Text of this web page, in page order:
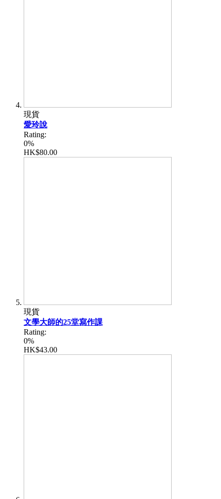
現貨
愛玲說
Rating:
0%
HK$80.00
現貨
文學大師的25堂寫作課
Rating:
0%
HK$43.00